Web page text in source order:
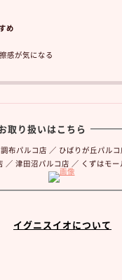
め
感が気になる
取り扱いはこちら
布パルコ店 ／ ひばりが丘パル
／ 津田沼パルコ店 ／ くずはモー
イグニスイオについて